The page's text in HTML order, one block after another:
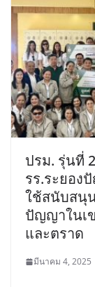
ปรม. รุ่นที่
รร.ระยอง
ใช้สนับสนุ
ปัญญาในเ
และตราด
มีนาคม 4, 2025